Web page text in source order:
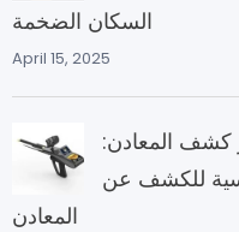
السكان الضخمة
April 15, 2025
كشف المعادن:
للكشف عن
المعادن